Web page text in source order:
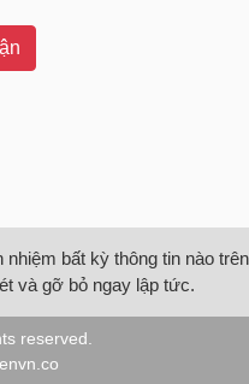
bất kỳ thông tin nào
và gỡ bỏ ngay lập tức.
reserved.